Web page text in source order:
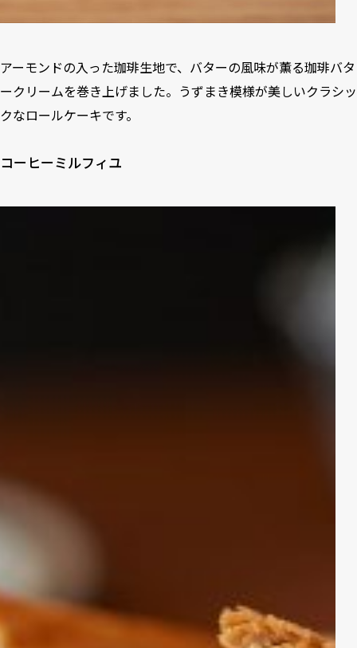
アーモンドの入った珈琲生地で、バターの風味が薫る珈琲バタ
ークリームを巻き上げました。うずまき模様が美しいクラシッ
クなロールケーキです。
コーヒーミルフィユ